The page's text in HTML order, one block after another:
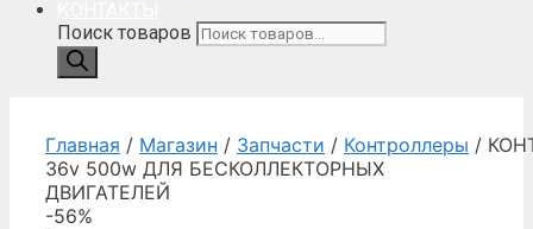
Поиск товаров
Главная / Магазин / Запчасти / Контроллеры /
36v 500w ДЛЯ БЕСКОЛЛЕКТОРНЫХ
ДВИГАТЕЛЕЙ
-56%